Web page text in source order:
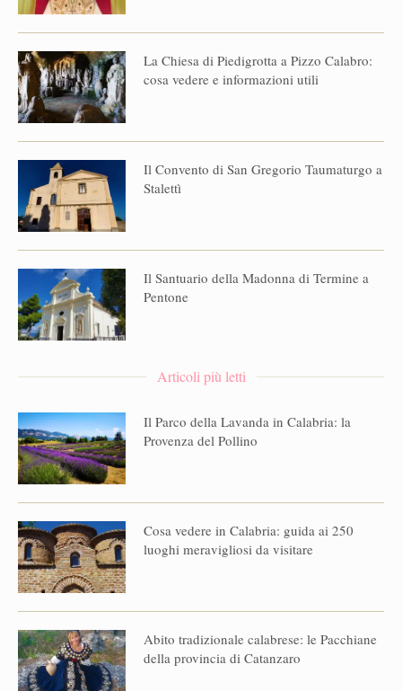
La Chiesa di Piedigrotta a Pizzo Calabro:
cosa vedere e informazioni utili
Il Convento di San Gregorio Taumaturgo a
Stalettì
Il Santuario della Madonna di Termine a
Pentone
Articoli più letti
Il Parco della Lavanda in Calabria: la
Provenza del Pollino
Cosa vedere in Calabria: guida ai 250
luoghi meravigliosi da visitare
Abito tradizionale calabrese: le Pacchiane
della provincia di Catanzaro